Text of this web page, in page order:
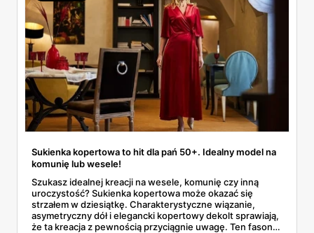
Sukienka kopertowa to hit dla pań 50+. Idealny model na
komunię lub wesele!
Szukasz idealnej kreacji na wesele, komunię czy inną
uroczystość? Sukienka kopertowa może okazać się
strzałem w dziesiątkę. Charakterystyczne wiązanie,
asymetryczny dół i elegancki kopertowy dekolt sprawiają,
że ta kreacja z pewnością przyciągnie uwagę. Ten fason